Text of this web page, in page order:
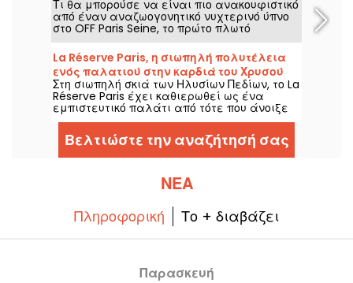
Eaubonne, δεν χρησιμοποιείται από το 1977.
Ο σταθμός ανακαινίστηκε πρόσφατα για
να επιτρέψει στο ευρύ κοινό να μείνει σε
αυτό το εξαιρετικό μέρος για μια ή
περισσότερες διανυκτερεύσεις.
Τι θα μπορούσε να είναι πιο ανακουφιστικό
από έναν αναζωογονητικό νυχτερινό ύπνο
στο OFF Paris Seine, το πρώτο πλωτό
ξενοδοχείο στον Σηκουάνα που διαθέτει
επίσης ένα μπαρ-εστιατόριο όπου
μπορείτε να απολαύσετε ένα κοκτέιλ στο
ένα χέρι και ένα τάπας στο άλλο;
La Réserve Paris, η σιωπηλή πολυτέλεια
ενός παλατιού στην καρδιά του Χρυσού
Τριγώνου
Στη σιωπηλή σκιά των Ηλυσίων Πεδίων, το La
Réserve Paris έχει καθιερωθεί ως ένα
εμπιστευτικό παλάτι από τότε που άνοιξε
το 2015. Στεγασμένο σε ένα ιδιωτικό
αρχοντικό του 1854, προσεκτικά
ανακαινισμένο και σχεδιασμένο για
ιδιωτικότητα, ενσαρκώνει τη διακριτική
Haussmann, τον σύγχρονο σχεδιασμό και
την κουζίνα που έχει βραβευτεί με αστέρι
Βελτιώστε την αναζήτησή σας
ΝΈΑ
Πληροφορική Το + διαβάζει
Παρασκευή